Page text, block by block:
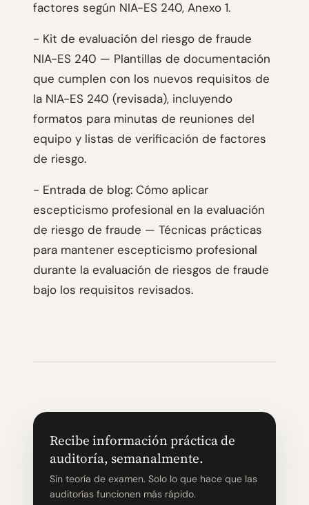
factores según NIA-ES 240, Anexo 1.
- Kit de evaluación del riesgo de fraude
NIA-ES 240 — Plantillas de documentación
que cumplen con los nuevos requisitos de
la NIA-ES 240 (revisada), incluyendo
formatos para minutas de reuniones del
equipo y listas de verificación de factores
de riesgo.
- Entrada de blog: Cómo aplicar
escepticismo profesional en la evaluación
de riesgo de fraude — Técnicas prácticas
para mantener escepticismo profesional
durante la evaluación de riesgos de fraude
bajo los requisitos revisados.
Recibe información práctica de
auditoría, semanalmente.
Sin teoría de examen. Solo lo que hace que las
auditorías funcionen más rápido.